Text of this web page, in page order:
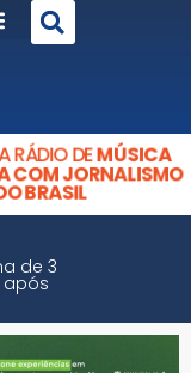
RÁDIO DEMÚSICA
COM JORNALISMO
BRASIL
de 3